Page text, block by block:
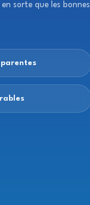
sorte que les bonnes